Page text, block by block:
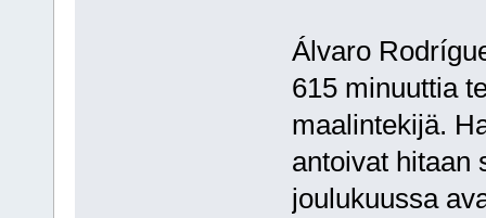
Álvaro
615 minuuttia
maalintekijä.
antoivat hitaan
joulukuussa